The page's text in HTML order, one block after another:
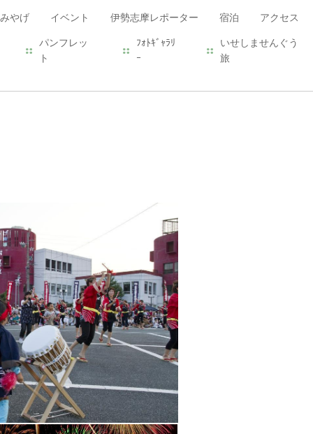
やげ イベント 伊勢志摩レポーター 宿泊 アクセス
パンフレッ
ト
ﾌｫﾄｷﾞｬﾗﾘ
ｰ
いせしませんぐう
旅